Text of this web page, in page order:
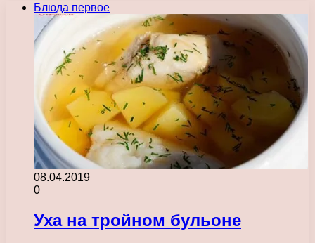
Блюда первое
08.04.2019
0
Уха на тройном бульоне